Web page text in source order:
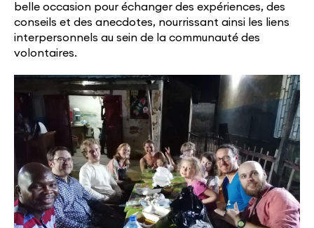
belle occasion pour échanger des expériences, des
conseils et des anecdotes, nourrissant ainsi les liens
interpersonnels au sein de la communauté des
volontaires.